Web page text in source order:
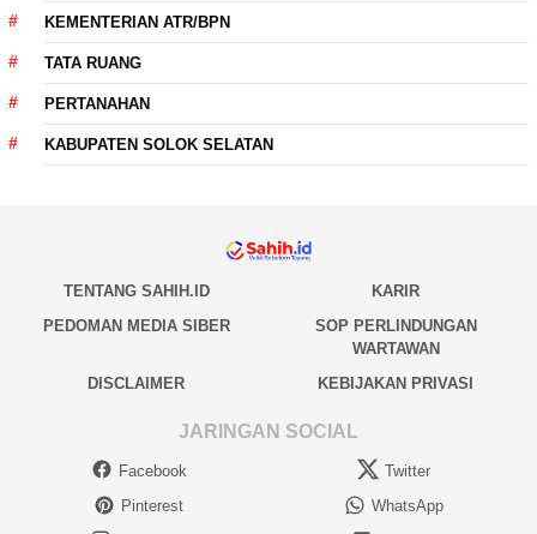
KEMENTERIAN ATR/BPN
TATA RUANG
PERTANAHAN
KABUPATEN SOLOK SELATAN
TENTANG SAHIH.ID
KARIR
PEDOMAN MEDIA SIBER
SOP PERLINDUNGAN
WARTAWAN
DISCLAIMER
KEBIJAKAN PRIVASI
JARINGAN SOCIAL
Facebook
Twitter
Pinterest
WhatsApp